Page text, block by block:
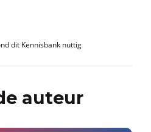
dit Kennisbank nuttig
auteur